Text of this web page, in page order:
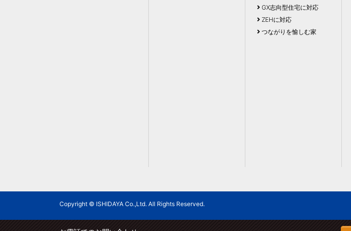
GX志向型住宅に対応
ZEHに対応
つながりを愉しむ家
Copyright © ISHIDAYA Co.,Ltd. All Rights Reserved.